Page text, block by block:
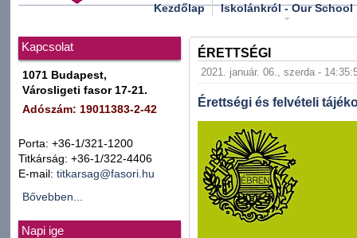
Kezdőlap Iskolánkról - Our School
Kapcsolat
1071 Budapest,
Városligeti fasor 17-21.
Adószám: 19011383-2-42
Porta: +36-1/321-1200
Titkárság: +36-1/322-4406
E-mail: titkarsag@fasori.hu
Bővebben...
Napi ige
ÉRETTSÉGI
2021. január. 06., szerda -
Érettségi és felvételi